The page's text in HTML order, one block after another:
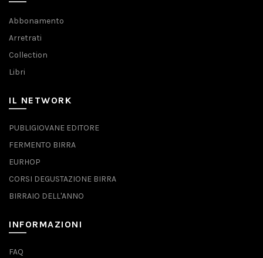
Abbonamento
Arretrati
Collection
Libri
IL NETWORK
PUBLIGIOVANE EDITORE
FERMENTO BIRRA
EURHOP
CORSI DEGUSTAZIONE BIRRA
BIRRAIO DELL'ANNO
INFORMAZIONI
FAQ